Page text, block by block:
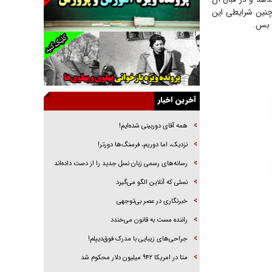
شرایطی این
بس.
خرید قسطی اولش خنده و آخرش گریه است!
فوتبال و آن «بالا»!
راهبرد غافلگیری با نسل جدید پهپاد‌ها
جنجال پزشکان تقلبی در صنعت زیبایی
یهودی‌ها در ادبیات داستانی اروپا؛ از شکسپیر تا
دیکنز
خواهرم فرمانده جهادی و اهل خدمت بی‌منت بود
جزئیات شکنجه‌هایم فراتر از آن است که در بیان
برابر یورش به پاسگاه‌های پلیس
آخرین اخبار
همه آقای دوربینی شده‌ایم!
نزدیک، اما دوریم، فرسنگ‌ها دورتر!
رسانه‌های رسمی زبان نسل جدید را از دست داده‌اند
نسلی که آنلاین الگو می‌گیرد
‌خبرنگاری در عصر بی‌توجهی
راننده مست به قانون می‌خندد
جراحی‌های زیبایی با مدرک فوق‌دیپلم!
متا در امریکا ۹۴۲ میلیون دلار محکوم شد